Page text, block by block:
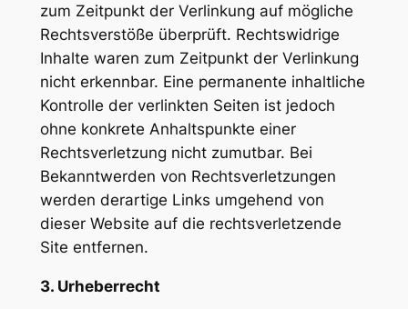
zum Zeitpunkt der Verlinkung auf mögliche
Rechtsverstöße überprüft. Rechtswidrige
Inhalte waren zum Zeitpunkt der Verlinkung
nicht erkennbar. Eine permanente inhaltliche
Kontrolle der verlinkten Seiten ist jedoch
ohne konkrete Anhaltspunkte einer
Rechtsverletzung nicht zumutbar. Bei
Bekanntwerden von Rechtsverletzungen
werden derartige Links umgehend von
dieser Website auf die rechtsverletzende
Site entfernen.
3. Urheberrecht